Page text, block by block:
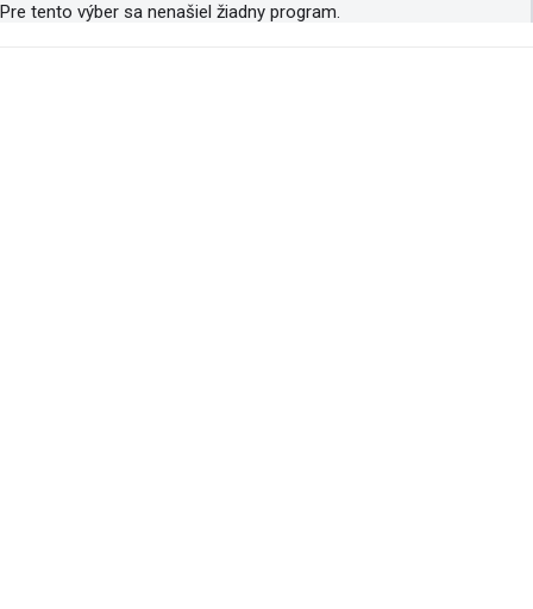
Pre tento výber sa nenašiel žiadny program.